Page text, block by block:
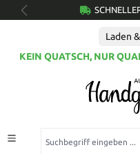
springen
Laden
KEIN QUATSCH, NUR
Suchbegriff